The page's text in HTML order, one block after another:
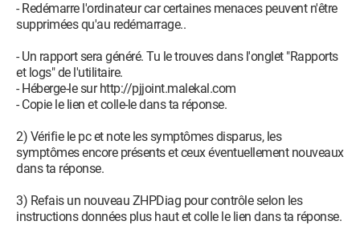
- Redémarre l'ordinateur car certaines menaces peuvent n'être
supprimées qu'au redémarrage..
- Un rapport sera généré. Tu le trouves dans l'onglet "Rapports
et logs" de l'utilitaire.
- Héberge-le sur http://pjjoint.malekal.com
- Copie le lien et colle-le dans ta réponse.
2) Vérifie le pc et note les symptômes disparus, les
symptômes encore présents et ceux éventuellement nouveaux
dans ta réponse.
3) Refais un nouveau ZHPDiag pour contrôle selon les
instructions données plus haut et colle le lien dans ta réponse.